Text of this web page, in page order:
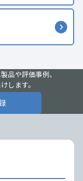
品や評価事例、
します。